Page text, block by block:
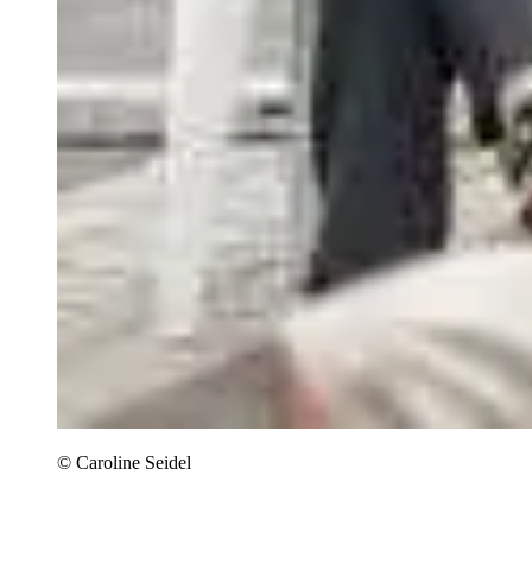
© Caroline Seidel